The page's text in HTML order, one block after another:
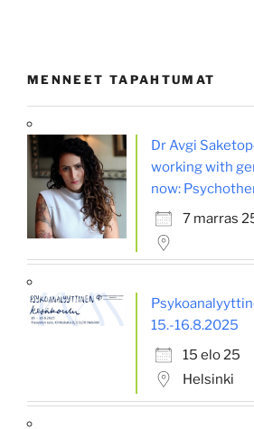
MENNEET TAPAHTUMAT
Dr Avgi
working with
now:
7 marras
15.-16.8.2025
15 elo 25
Helsinki